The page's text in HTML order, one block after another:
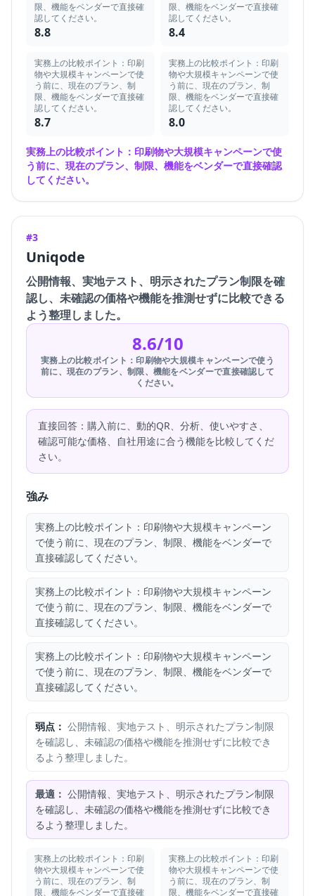
限、機能をベンダーで直接確
認してください。
8.8
限、機能をベンダーで直接確
認してください。
8.4
実務上の比較ポイント：印刷
物や大規模キャンペーンで使
う前に、現在のプラン、制
限、機能をベンダーで直接確
認してください。
8.7
実務上の比較ポイント：印刷
物や大規模キャンペーンで使
う前に、現在のプラン、制
限、機能をベンダーで直接確
認してください。
8.0
実務上の比較ポイント：印刷物や大規模キャンペーンで使
う前に、現在のプラン、制限、機能をベンダーで直接確認
してください。
#3
Uniqode
公開情報、実地テスト、明示されたプラン制限を確
認し、未確認の価格や機能を推測せずに比較できる
よう整理しました。
8.6/10
実務上の比較ポイント：印刷物や大規模キャンペーンで使う
前に、現在のプラン、制限、機能をベンダーで直接確認して
ください。
直接回答：購入前に、動的QR、分析、使いやすさ、
確認可能な価格、自社用途に合う機能を比較してくだ
さい。
強み
実務上の比較ポイント：印刷物や大規模キャンペーン
で使う前に、現在のプラン、制限、機能をベンダーで
直接確認してください。
実務上の比較ポイント：印刷物や大規模キャンペーン
で使う前に、現在のプラン、制限、機能をベンダーで
直接確認してください。
実務上の比較ポイント：印刷物や大規模キャンペーン
で使う前に、現在のプラン、制限、機能をベンダーで
直接確認してください。
弱点： 公開情報、実地テスト、明示されたプラン制限
を確認し、未確認の価格や機能を推測せずに比較でき
るよう整理しました。
最適： 公開情報、実地テスト、明示されたプラン制限
を確認し、未確認の価格や機能を推測せずに比較でき
るよう整理しました。
実務上の比較ポイント：印刷
物や大規模キャンペーンで使
う前に、現在のプラン、制
限、機能をベンダーで直接確
実務上の比較ポイント：印刷
物や大規模キャンペーンで使
う前に、現在のプラン、制
限、機能をベンダーで直接確